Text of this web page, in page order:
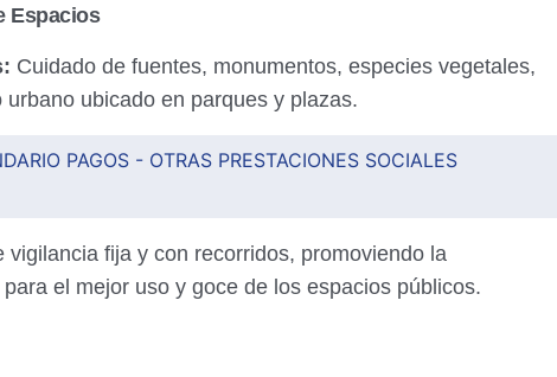
Espacios
Cuidado de fuentes, monumentos, especies vegetales,
ubicado en parques y plazas.
PAGOS - OTRAS PRESTACIONES SOCIALES
vigilancia fija y con recorridos, promoviendo la
para el mejor uso y goce de los espacios públicos.